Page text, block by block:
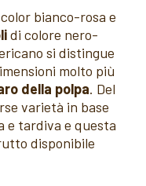
bianco-rosa e
di colore nero-
si distingue
molto più
della polpa. Del
varietà in base
e tardiva e questa
disponibile